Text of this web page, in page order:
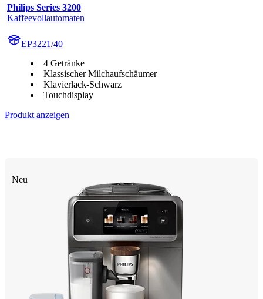
Philips Series 3200
Kaffeevollautomaten
EP3221/40
4 Getränke
Klassischer Milchaufschäumer
Klavierlack-Schwarz
Touchdisplay
Produkt anzeigen
Neu